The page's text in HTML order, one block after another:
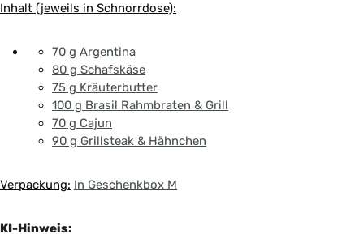
Inhalt (jeweils in Schnorrdose):
70 g Argentina
80 g Schafskäse
75 g Kräuterbutter
100 g Brasil Rahmbraten & Grill
70 g Cajun
90 g Grillsteak & Hähnchen
Verpackung: In Geschenkbox M
KI-Hinweis: